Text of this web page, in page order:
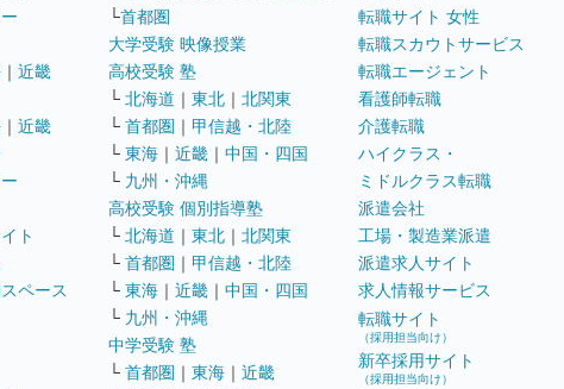
｜ 近畿
｜ 近畿
ト
ペース
└首都圏
大学受験 映像授業
高校受験 塾
└ 北海道 ｜ 東北 ｜ 北関東
└ 首都圏 ｜ 甲信越・北陸
└ 東海 ｜ 近畿 ｜ 中国・四国
└ 九州・沖縄
高校受験 個別指導塾
└ 北海道 ｜ 東北 ｜ 北関東
└ 首都圏 ｜ 甲信越・北陸
└ 東海 ｜ 近畿 ｜ 中国・四国
└ 九州・沖縄
中学受験 塾
└ 首都圏 ｜ 東海 ｜ 近畿
転職サイト 女性
転職スカウトサービス
転職エージェント
看護師転職
介護転職
ハイクラス・
ミドルクラス転職
派遣会社
工場・製造業派遣
派遣求人サイト
求人情報サービス
転職サイト
（採用担当向け）
新卒採用サイト
（採用担当向け）